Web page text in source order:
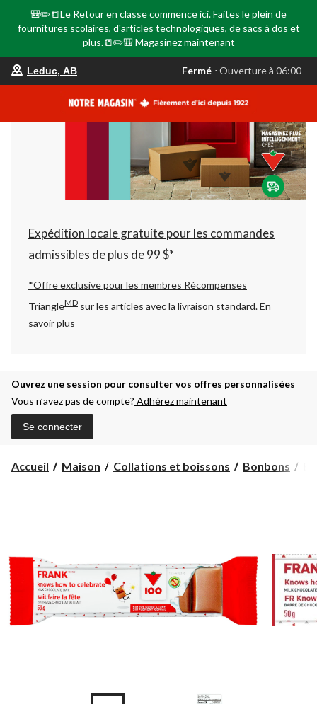
🎒✏️📒Le Retour en classe commence ici. Faites le plein de
fournitures scolaires, d'articles technologiques, de sacs à dos et
plus.📒✏️🎒 Magasinez maintenant
votre
est
AB,
Fermé,
Ouverture
à
06:00
changer
Leduc, AB Fermé ⋅ Ouverture à 06:00
Expédition locale gratuite pour les commandes
admissibles de plus de 99 $*
*Offre exclusive pour les membres Récompenses
TriangleMD sur les articles avec la livraison standard.En
savoir plus
Ouvrez une session pour consulter vos offres personnalisées
Vous n’avez pas de compte? Adhérez maintenant
Se connecter
Accueil Maison Collations et boissons Bonbons
50